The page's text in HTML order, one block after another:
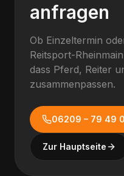
anfragen
Ob Einzeltermin
Reitsport-
dass Pferd, Reiter
zusammenpassen.
06209 – 79 49
Zur Hauptseite